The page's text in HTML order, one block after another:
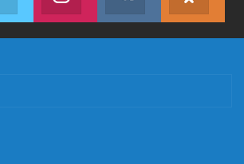
on FacebookJoin us on TwitterJoin us on InstagramJoin us on VK